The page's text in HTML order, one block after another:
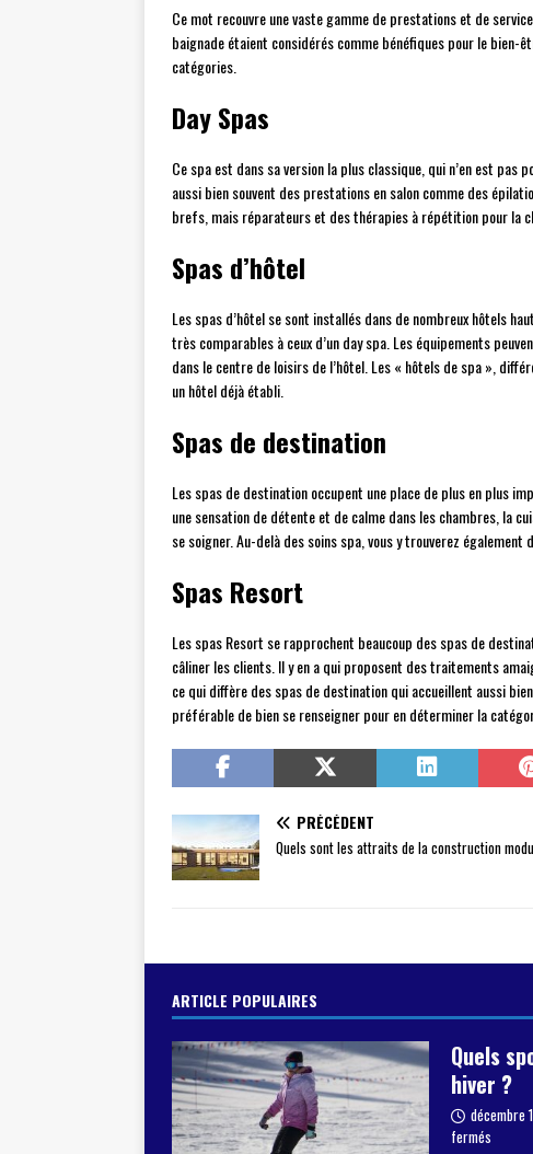
Ce mot recouvre une vaste gamme de prestations et de
baignade étaient considérés comme bénéfiques pour le
catégories.
Day Spas
Ce spa est dans sa version la plus classique, qui n’en est
aussi bien souvent des prestations en salon comme des
brefs, mais réparateurs et des thérapies à répétition pour la
Spas d’hôtel
Les spas d’hôtel se sont installés dans de nombreux hôtels
très comparables à ceux d’un day spa. Les équipements
dans le centre de loisirs de l’hôtel. Les « hôtels de spa »,
un hôtel déjà établi.
Spas de destination
Les spas de destination occupent une place de plus en plus
une sensation de détente et de calme dans les chambres, la
se soigner. Au-delà des soins spa, vous y trouverez
Spas Resort
Les spas Resort se rapprochent beaucoup des spas de
câliner les clients. Il y en a qui proposent des traitements
ce qui diffère des spas de destination qui accueillent aussi
préférable de bien se renseigner pour en déterminer la
PRÉCÉDENT
Quels sont les attraits de la construction
ARTICLE POPULAIRES
Quels
hiver ?
décembre
fermés